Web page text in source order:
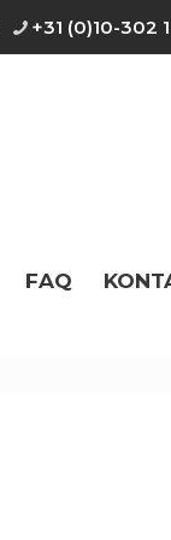
+31 (0)10-302
FAQ